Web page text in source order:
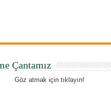
Çantamız
Göz atmak için tıklayın!